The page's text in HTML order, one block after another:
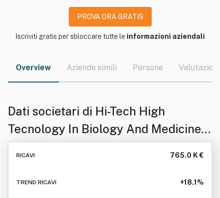
PROVA ORA GRATIS
Iscriviti gratis per sbloccare tutte le informazioni aziendali
Overview Aziende simili Persone Valutazioni
Dati societari di Hi-Tech High
Tecnology In Biology And Medicine
Srl Con Sigla "Hi - Tech Srl"
RICAVI 765.0 K €
TREND RICAVI +18.1%